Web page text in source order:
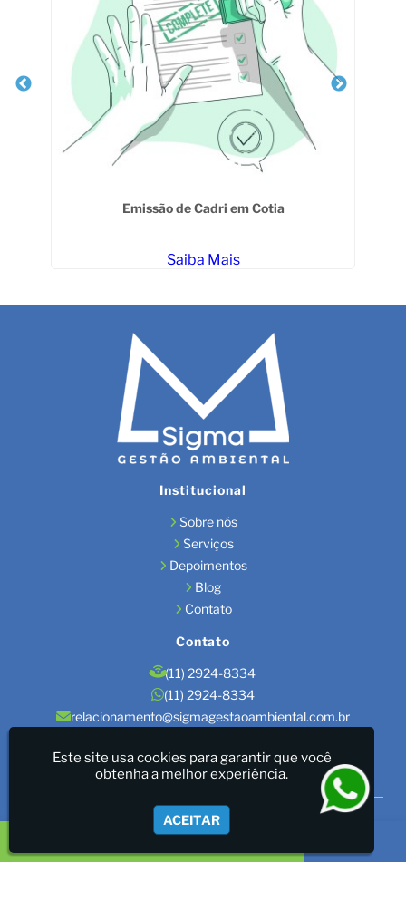
Emissão de Cadri em Cotia
Saiba Mais
Institucional
Sobre nós
Serviços
Depoimentos
Blog
Contato
Contato
(11) 2924-8334
(11) 2924-8334
relacionamento@sigmagestaoambiental.com.br
Localização
São Paulo / SP
Sigma Gestão Ambiental - LICENÇAS AMBIENTAIS/GESTÃO
DE RESÍDUOS/LAUDOS
Este site usa cookies para garantir que você
obtenha a melhor experiência.
ACEITAR